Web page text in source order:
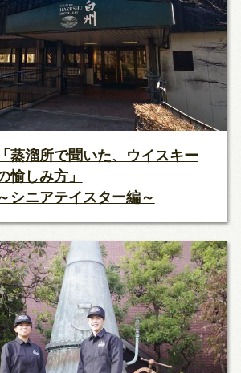
「蒸溜所で聞いた、ウイスキー
愉しみ方」
シニアテイスター編～